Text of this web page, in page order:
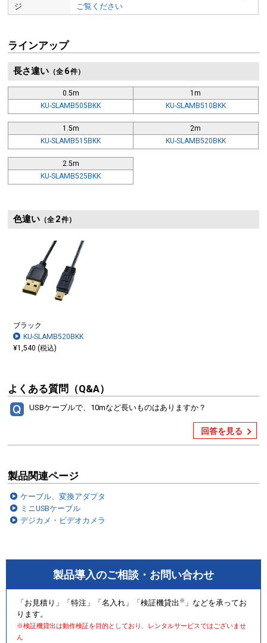
ジ
ご覧ください
ラインアップ
長さ違い（全 6件）
0.5m
KU-SLAMB505BKK
1m
KU-SLAMB510BKK
1.5m
KU-SLAMB515BKK
2m
KU-SLAMB520BKK
2.5m
KU-SLAMB525BKK
色違い（全 2件）
ブラック
KU-SLAMB520BKK
¥1,540 (税込)
よくある質問（Q&A）
USBケーブルで、10mなど長いものはありますか？
回答を見る
製品関連ページ
ケーブル、変換アダプタ
ミニUSBケーブル
デジカメ・ビデオカメラ
製品導入のご相談・お問い合わせ
「お見積り」「特注」「名入れ」「検証機貸出 ※ 」などを承ってお
ります。
※検証機貸出は動作検証を目的としており、レンタルサービスではございませ
ん